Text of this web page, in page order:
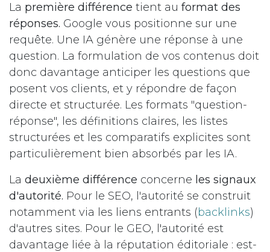
La première différence tient au format des
réponses. Google vous positionne sur une
requête. Une IA génère une réponse à une
question. La formulation de vos contenus doit
donc davantage anticiper les questions que
posent vos clients, et y répondre de façon
directe et structurée. Les formats "question-
réponse", les définitions claires, les listes
structurées et les comparatifs explicites sont
particulièrement bien absorbés par les IA.
La deuxième différence concerne les signaux
d'autorité. Pour le SEO, l'autorité se construit
notamment via les liens entrants (backlinks)
d'autres sites. Pour le GEO, l'autorité est
davantage liée à la réputation éditoriale : est-